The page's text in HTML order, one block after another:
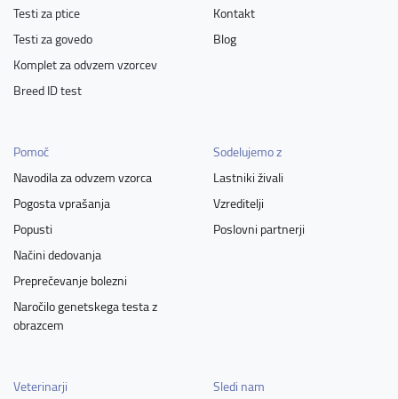
Testi za ptice
Testi za govedo
Komplet za odvzem vzorcev
Breed ID test
Kontakt
Blog
Pomoč
Navodila za odvzem vzorca
Pogosta vprašanja
Popusti
Načini dedovanja
Preprečevanje bolezni
Naročilo genetskega testa z
obrazcem
Sodelujemo z
Lastniki živali
Vzreditelji
Poslovni partnerji
Veterinarji
Sledi nam